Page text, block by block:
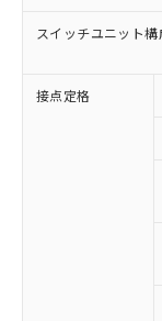
スイッチユニット構
接点定格
※1 対
対応
非含有